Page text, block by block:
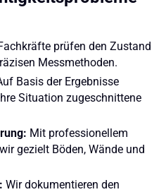
prüfen den Zustand
Messmethoden.
Basis der Ergebnisse
Situation zugeschnittene
Mit professionellem
gezielt Böden, Wände und
Wir dokumentieren den